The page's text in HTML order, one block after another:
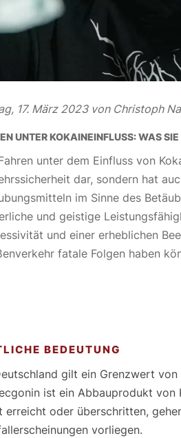
17. März 2023 von Christoph
UNTER KOKAINEINFLUSS: WAS
unter dem Einfluss von
dar, sondern hat
im Sinne des
und geistige
und einer erheblichen
fatale Folgen haben
BEDEUTUNG
gilt ein Grenzwert
ist ein Abbauprodukt
erreicht oder überschritten,
vorliegen.